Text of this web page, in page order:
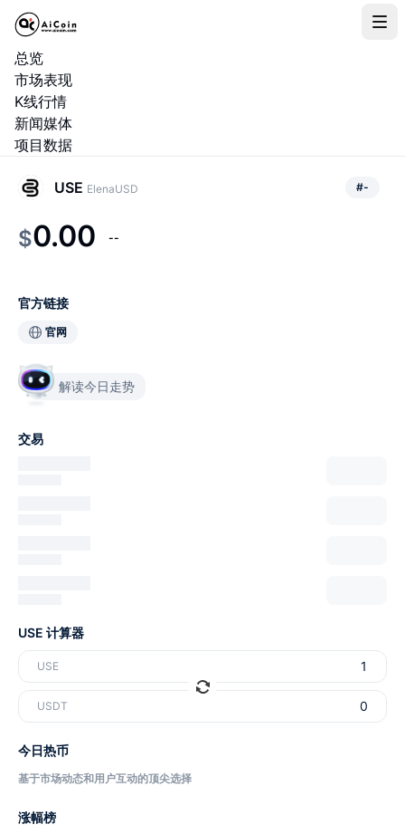
总览
市场表现
K线行情
新闻媒体
项目数据
USE ElenaUSD #-
$0.00 --
官方链接
官网
解读今日走势
交易
USE 计算器
USE
USDT
今日热币
基于市场动态和用户互动的顶尖选择
涨幅榜